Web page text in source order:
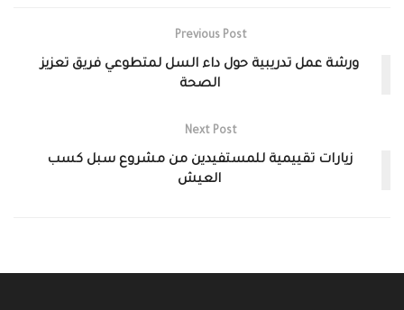
Previous Post
ورشة عمل تدريبية حول داء السل لمتطوعي فريق ‫‏تعزيز
الصحة
Next Post
زيارات تقييمية للمستفيدين من مشروع سبل كسب
العيش